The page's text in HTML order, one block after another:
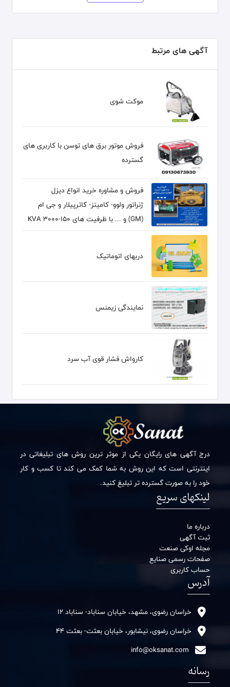
آگهی های مرتبط
موکت شوی
فروش موتور برق های توسن با کاربری های
گسترده
فروش و مشاوره خرید انواع دیزل
ژنراتور ولوو- کامینز- کاترپیلار و جی ام
(GM) و ... با ظرفیت های 150-3000 KVA
دربهای اتوماتیک
نمایندگی زیمنس
کارواش فشار قوی آب سرد
درج آگهی های رایگان یکی از موثر ترین روش های تبلیغاتی در
اینترنتی است که این روش به شما کمک می کند تا کسب و کار
خود را به صورت گسترده تر تبلیغ کنید.
لینکهای سریع
درباره ما
ثبت آگهی
مجله اوکی صنعت
صفحات رسمی صنایع
حساب کاربری
آدرس
خراسان رضوی، مشهد، خیابان سناباد- سناباد 12
خراسان رضوی، نیشابور، خیابان بعثت- بعثت 44
رسانه